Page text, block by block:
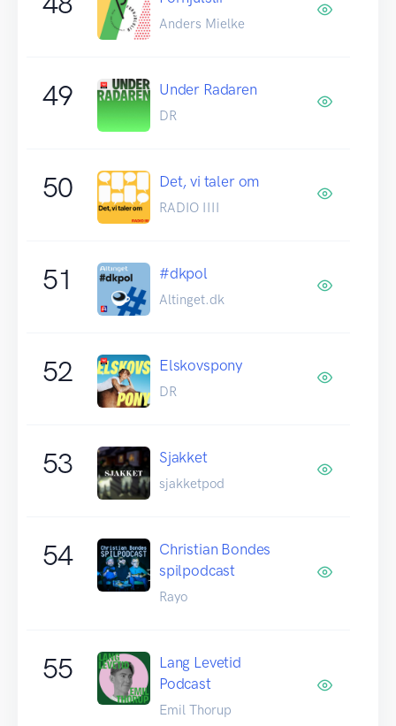
Anders Mielke
49 Under Radaren
DR
50 Det, vi taler om
RADIO IIII
51 #dkpol
Altinget.dk
52 Elskovspony
DR
53 Sjakket
sjakketpod
54
Christian Bondes
spilpodcast
Rayo
55
Lang Levetid
Podcast
Emil Thorup